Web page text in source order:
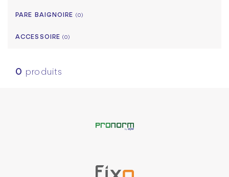
PARE BAIGNOIRE (0)
ACCESSOIRE(0)
0 produits